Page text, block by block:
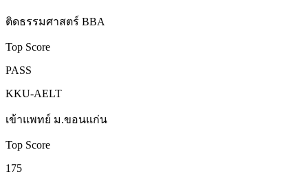
ติดธรรมศาสตร์ BBA
Top Score
PASS
KKU-AELT
เข้าแพทย์ ม.ขอนแก่น
Top Score
175